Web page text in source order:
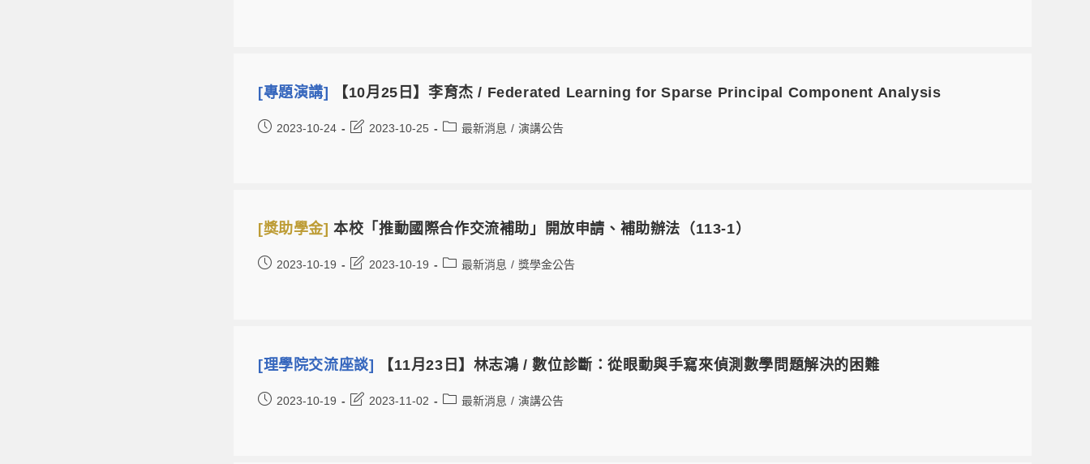
[專題演講] 【10月25日】李育杰 / Federated Learning for Sparse Principal Component Analysis
2023-10-24 2023-10-25 最新消息 / 演講公告
[獎助學金]本校「推動國際合作交流補助」開放申請、補助辦法（113-1）
2023-10-19 2023-10-19 最新消息 / 獎學金公告
[理學院交流座談] 【11月23日】林志鴻 / 數位診斷：從眼動與手寫來偵測數學問題解決的困難
2023-10-19 2023-11-02 最新消息 / 演講公告